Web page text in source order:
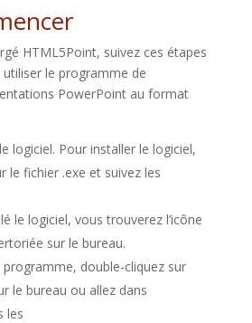
HTML5Point, suivez ces étapes
le programme de
PowerPoint au format
logiciel. Pour installer le logiciel,
le fichier .exe et suivez les
le logiciel, vous trouverez l’icône
sur le bureau.
double-cliquez sur
le bureau ou allez dans
les